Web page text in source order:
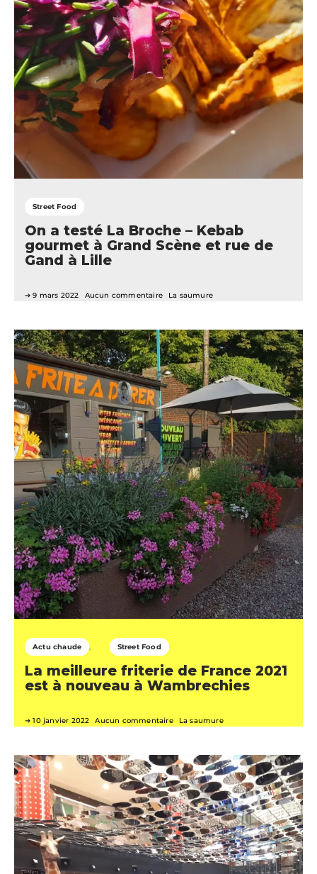
Street Food
On a testé La Broche – Kebab
gourmet à Grand Scène et rue de
Gand à Lille
9 mars 2022 Aucun commentaire La saumure
Actu chaude Street Food
La meilleure friterie de France 2021
est à nouveau à Wambrechies
10 janvier 2022 Aucun commentaire La saumure